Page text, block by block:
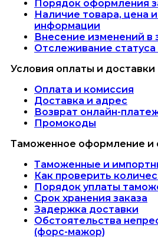
Порядок оформления
Наличие товара, цена
информации
Внесение изменений в
Отслеживание статуса
Условия оплаты и доставки
Оплата и комиссия
Доставка и адрес
Возврат онлайн-
Промокоды
Таможенное оформление и
Таможенные и
Как проверить
Порядок уплаты
Срок хранения заказа
Задержка доставки
Обстоятельства
(форс-мажор)